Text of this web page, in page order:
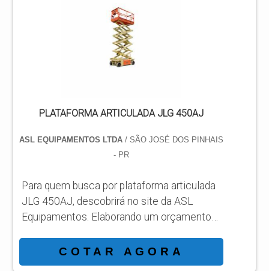
busca por plataforma JLG a venda em uma
empresa comprometida com os serviços,
acha o site da ASL Equipamentos. Uma
empresa com alto know-how em
PLATAFORMA ARTICULADA JLG 450AJ
ASL EQUIPAMENTOS LTDA/ SÃO JOSÉ DOS PINHAIS
- PR
Para quem busca por plataforma articulada
JLG 450AJ, descobrirá no site da ASL
Equipamentos. Elaborando um orçamento
conhecendo a líder da área de atuação.
Quando a temática é plataforma articulada
COTAR AGORA